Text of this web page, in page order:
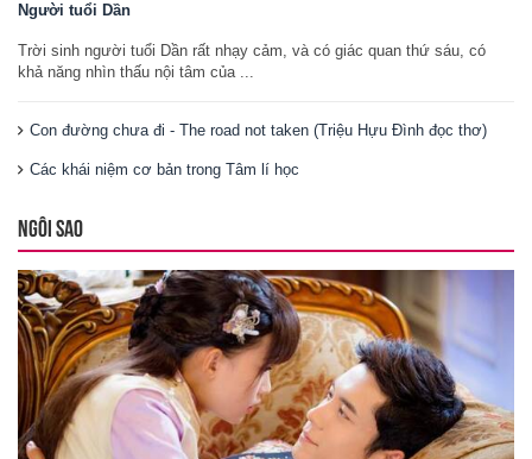
Người tuổi Dần
Trời sinh người tuổi Dần rất nhạy cảm, và có giác quan thứ sáu, có
khả năng nhìn thấu nội tâm của ...
Con đường chưa đi - The road not taken (Triệu Hựu Đình đọc thơ)
Các khái niệm cơ bản trong Tâm lí học
NGÔI SAO